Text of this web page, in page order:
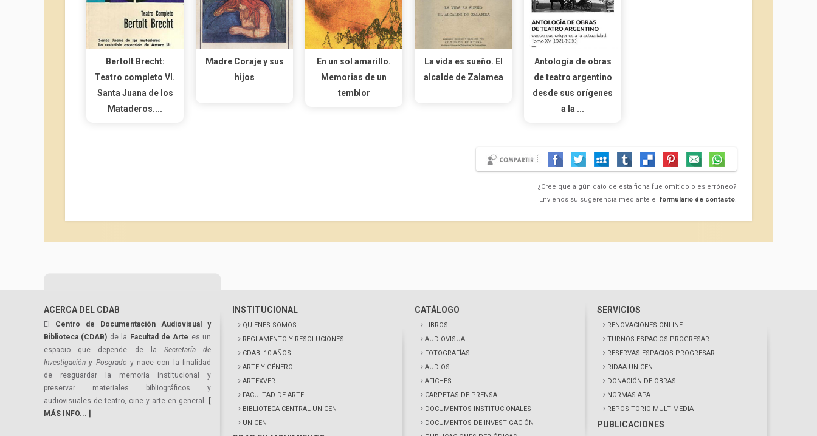
Bertolt Brecht:
Teatro completo VI.
Santa Juana de los
Mataderos....
Madre Coraje y sus
hijos
En un sol amarillo.
Memorias de un
temblor
La vida es sueño. El
alcalde de Zalamea
Antología de obras
de teatro argentino
desde sus orígenes
a la ...
¿Cree que algún dato de esta ficha fue omitido o es erróneo?
Envíenos su sugerencia mediante el formulario de contacto.
ACERCA DEL CDAB
El Centro de Documentación Audiovisual y
Biblioteca (CDAB) de la Facultad de Arte es un
espacio que depende de la Secretaría de
Investigación y Posgrado y nace con la finalidad
de resguardar la memoria institucional y
preservar materiales bibliográficos y
audiovisuales de teatro, cine y arte en general. [
MÁS INFO... ]
INSTITUCIONAL
QUIENES SOMOS
REGLAMENTO Y RESOLUCIONES
CDAB: 10 AÑOS
ARTE Y GÉNERO
ARTEXVER
FACULTAD DE ARTE
BIBLIOTECA CENTRAL UNICEN
UNICEN
CATÁLOGO
LIBROS
AUDIOVISUAL
FOTOGRAFÍAS
AUDIOS
AFICHES
CARPETAS DE PRENSA
DOCUMENTOS INSTITUCIONALES
DOCUMENTOS DE INVESTIGACIÓN
SERVICIOS
RENOVACIONES ONLINE
TURNOS ESPACIOS PROGRESAR
RESERVAS ESPACIOS PROGRESAR
RIDAA UNICEN
DONACIÓN DE OBRAS
NORMAS APA
REPOSITORIO MULTIMEDIA
PUBLICACIONES